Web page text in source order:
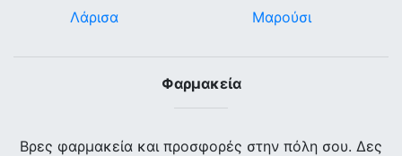
Λάρισα
Μαρούσι
Φαρμακεία
Βρες φαρμακεία και προσφορές στην πόλη σου. Δες